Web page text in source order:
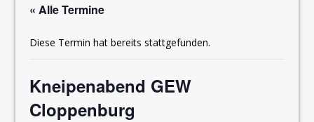
« Alle Termine
Diese Termin hat bereits stattgefunden.
Kneipenabend GEW
Cloppenburg